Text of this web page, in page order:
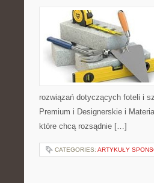
rozwiązań dotyczących foteli i
Premium i Designerskie i
które chcą rozsądnie […]
CATEGORIES: ARTYKUŁY